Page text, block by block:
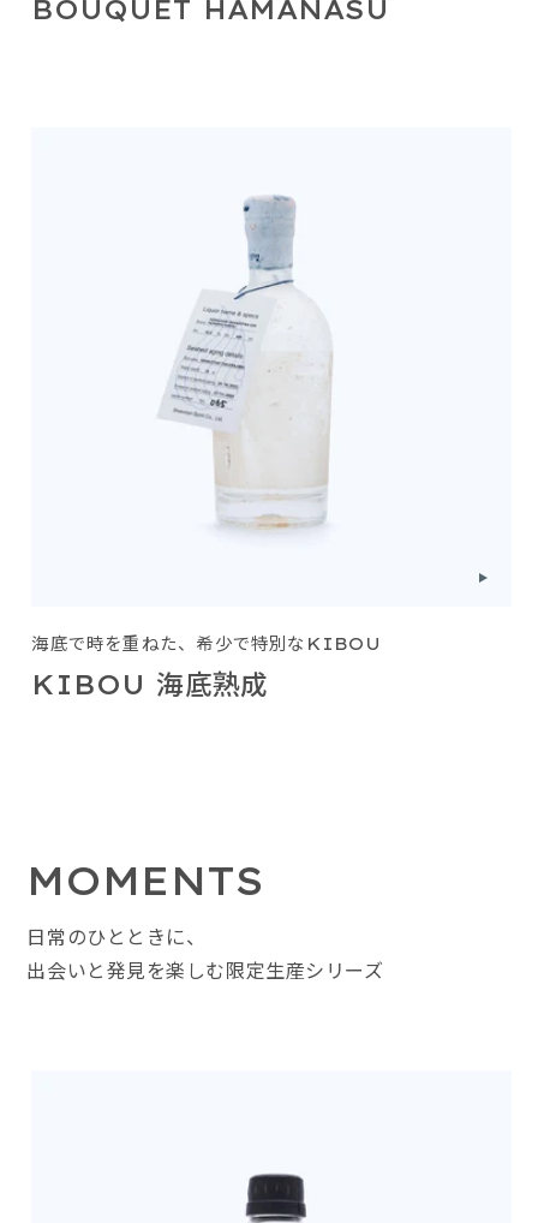
BOUQUET HAMANASU
海底で時を重ねた、希少で特別なKIBOU
KIBOU 海底熟成
MOMENTS
日常のひとときに、
出会いと発見を楽しむ限定生産シリーズ